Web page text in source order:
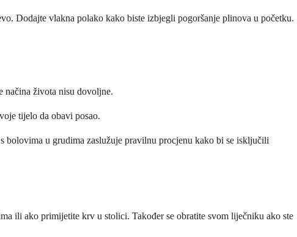
Dodajte vlakna polako kako biste izbjegli pogoršanje plinova u početku.
načina života nisu dovoljne.
tijelo da obavi posao.
bolovima u grudima zaslužuje pravilnu procjenu kako bi se isključili
ili ako primijetite krv u stolici. Također se obratite svom liječniku ako ste